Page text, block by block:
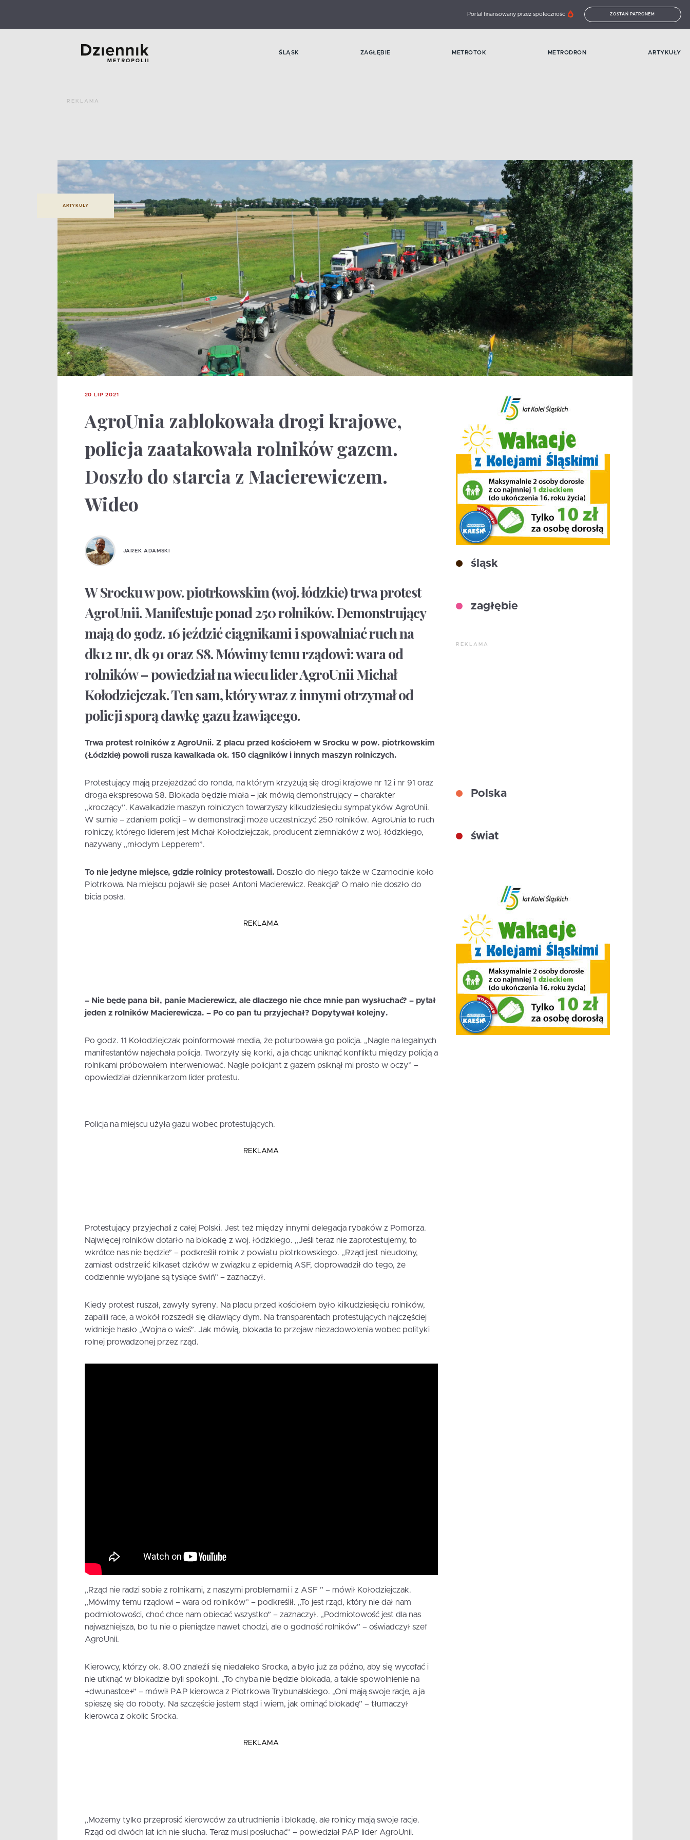
Portal finansowany przez społeczność ZOSTAŃ PATRONEM
ŚLĄSK ZAGŁĘBIE METROTOK METRODRON ARTYKUŁY
REKLAMA
ARTYKUŁY
20 LIP 2021
AgroUnia zablokowała drogi krajowe,
policja zaatakowała rolników gazem.
Doszło do starcia z Macierewiczem.
Wideo
JAREK ADAMSKI
W Srocku w pow. piotrkowskim (woj. łódzkie) trwa protest
AgroUnii. Manifestuje ponad 250 rolników. Demonstrujący
mają do godz. 16 jeździć ciągnikami i spowalniać ruch na
dk12 nr, dk 91 oraz S8. Mówimy temu rządowi: wara od
rolników – powiedział na wiecu lider AgroUnii Michał
Kołodziejczak. Ten sam, który wraz z innymi otrzymał od
policji sporą dawkę gazu łzawiącego.
Trwa protest rolników z AgroUnii. Z placu przed kościołem w Srocku w pow. piotrkowskim
(Łódzkie) powoli rusza kawalkada ok. 150 ciągników i innych maszyn rolniczych.
Protestujący mają przejeżdżać do ronda, na którym krzyżują się drogi krajowe nr 12 i nr 91 oraz
droga ekspresowa S8. Blokada będzie miała – jak mówią demonstrujący – charakter
„kroczący”. Kawalkadzie maszyn rolniczych towarzyszy kilkudziesięciu sympatyków AgroUnii.
W sumie – zdaniem policji – w demonstracji może uczestniczyć 250 rolników. AgroUnia to ruch
rolniczy, którego liderem jest Michał Kołodziejczak, producent ziemniaków z woj. łódzkiego,
nazywany „młodym Lepperem”.
To nie jedyne miejsce, gdzie rolnicy protestowali. Doszło do niego także w Czarnocinie koło
Piotrkowa. Na miejscu pojawił się poseł Antoni Macierewicz. Reakcja? O mało nie doszło do
bicia posła.
REKLAMA
– Nie będę pana bił, panie Macierewicz, ale dlaczego nie chce mnie pan wysłuchać? – pytał
jeden z rolników Macierewicza. – Po co pan tu przyjechał? Dopytywał kolejny.
Po godz. 11 Kołodziejczak poinformował media, że poturbowała go policja. „Nagle na legalnych
manifestantów najechała policja. Tworzyły się korki, a ja chcąc uniknąć konfliktu między policją a
rolnikami próbowałem interweniować. Nagle policjant z gazem psiknął mi prosto w oczy” –
opowiedział dziennikarzom lider protestu.
Policja na miejscu użyła gazu wobec protestujących.
REKLAMA
Protestujący przyjechali z całej Polski. Jest też między innymi delegacja rybaków z Pomorza.
Najwięcej rolników dotarło na blokadę z woj. łódzkiego. „Jeśli teraz nie zaprotestujemy, to
wkrótce nas nie będzie” – podkreślił rolnik z powiatu piotrkowskiego. „Rząd jest nieudolny,
zamiast odstrzelić kilkaset dzików w związku z epidemią ASF, doprowadził do tego, że
codziennie wybijane są tysiące świń” – zaznaczył.
Kiedy protest ruszał, zawyły syreny. Na placu przed kościołem było kilkudziesięciu rolników,
zapalili race, a wokół rozszedł się dławiący dym. Na transparentach protestujących najczęściej
widnieje hasło „Wojna o wieś”. Jak mówią, blokada to przejaw niezadowolenia wobec polityki
rolnej prowadzonej przez rząd.
„Rząd nie radzi sobie z rolnikami, z naszymi problemami i z ASF ” – mówił Kołodziejczak.
„Mówimy temu rządowi – wara od rolników” – podkreślił. „To jest rząd, który nie dał nam
podmiotowości, choć chce nam obiecać wszystko” – zaznaczył. „Podmiotowość jest dla nas
najważniejsza, bo tu nie o pieniądze nawet chodzi, ale o godność rolników” – oświadczył szef
AgroUnii.
Kierowcy, którzy ok. 8.00 znaleźli się niedaleko Srocka, a było już za późno, aby się wycofać i
nie utknąć w blokadzie byli spokojni. „To chyba nie będzie blokada, a takie spowolnienie na
+dwunastce+” – mówił PAP kierowca z Piotrkowa Trybunalskiego. „Oni mają swoje racje, a ja
spieszę się do roboty. Na szczęście jestem stąd i wiem, jak ominąć blokadę” – tłumaczył
kierowca z okolic Srocka.
REKLAMA
„Możemy tylko przeprosić kierowców za utrudnienia i blokadę, ale rolnicy mają swoje racje.
Rząd od dwóch lat ich nie słucha. Teraz musi posłuchać” – powiedział PAP lider AgroUnii.
śląsk
zagłębie
REKLAMA
Polska
świat